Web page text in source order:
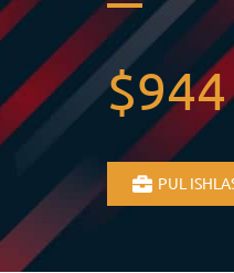
$944
PUL